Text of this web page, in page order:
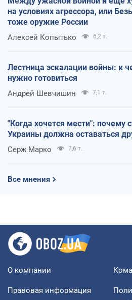
на условиях агрессора, или
тоже оружие России
Алексей Копытько 6,2 т.
Лестница эскалации войны: к
нужно готовиться
Андрей Шевчишин 7,1 т.
"Когда хочется мести": почему
Украины должна оставаться
Серж Марко 7,6 т.
Все мнения
О компании
Правовая информация